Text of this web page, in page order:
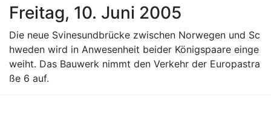
Freitag, 10. Juni 2005
Die neue Svinesundbrücke zwischen Norwegen und Sc
hweden wird in Anwesenheit beider Königspaare einge
weiht. Das Bauwerk nimmt den Verkehr der Europastra
ße 6 auf.